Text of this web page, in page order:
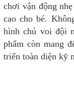
chơi vận động
cao cho bé.
hình chú voi đội
phẩm còn mang
triển toàn diện kỹ